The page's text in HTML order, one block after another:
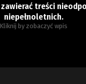
treści
niepełnoletnich.
Kliknij by zobaczyć wpis